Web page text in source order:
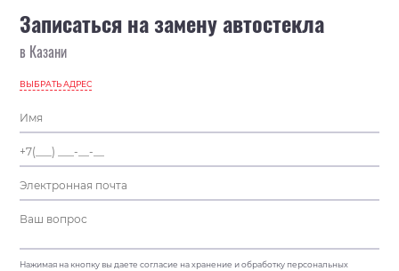
Записаться на замену автостекла
в Казани
ВЫБРАТЬ АДРЕС
Нажимая на кнопку вы даете согласие на хранение и обработку персональных